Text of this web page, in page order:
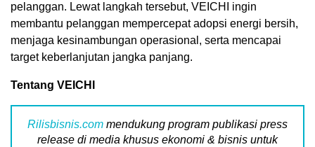
pelanggan. Lewat langkah tersebut, VEICHI ingin
membantu pelanggan mempercepat adopsi energi bersih,
menjaga kesinambungan operasional, serta mencapai
target keberlanjutan jangka panjang.
Tentang VEICHI
Rilisbisnis.com mendukung program publikasi press
release di media khusus ekonomi & bisnis untuk